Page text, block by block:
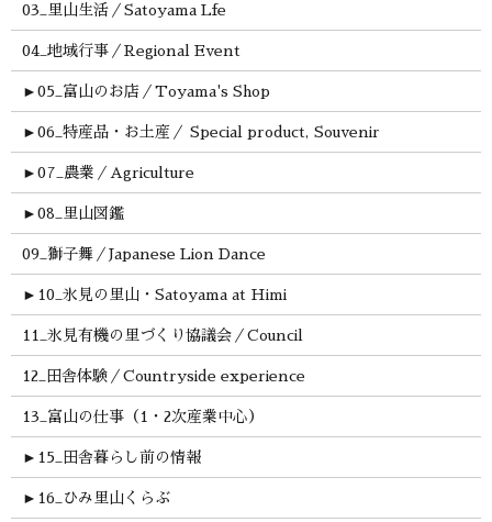
03_里山生活／Satoyama Lfe
04_地域行事／Regional Event
► 05_富山のお店／Toyama's Shop
► 06_特産品・お土産／ Special product, Souvenir
► 07_農業／Agriculture
► 08_里山図鑑
09_獅子舞／Japanese Lion Dance
► 10_氷見の里山・Satoyama at Himi
11_氷見有機の里づくり協議会／Council
12_田舎体験／Countryside experience
13_富山の仕事（1・2次産業中心）
► 15_田舎暮らし前の情報
► 16_ひみ里山くらぶ